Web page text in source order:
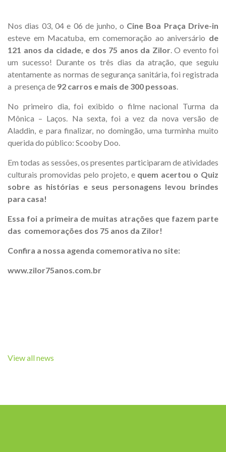
Nos dias 03, 04 e 06 de junho, o Cine Boa Praça Drive-in
esteve em Macatuba, em comemoração ao aniversário de
121 anos da cidade, e dos 75 anos da Zilor. O evento foi
um sucesso! Durante os três dias da atração, que seguiu
atentamente as normas de segurança sanitária, foi registrada
a presença de 92 carros e mais de 300 pessoas.
No primeiro dia, foi exibido o filme nacional Turma da
Mônica – Laços. Na sexta, foi a vez da nova versão de
Aladdin, e para finalizar, no domingão, uma turminha muito
querida do público: Scooby Doo.
Em todas as sessões, os presentes participaram de atividades
culturais promovidas pelo projeto, e quem acertou o Quiz
sobre as histórias e seus personagens levou brindes
para casa!
Essa foi a primeira de muitas atrações que fazem parte
das comemorações dos 75 anos da Zilor!
Confira a nossa agenda comemorativa no site:
www.zilor75anos.com.br
View all news